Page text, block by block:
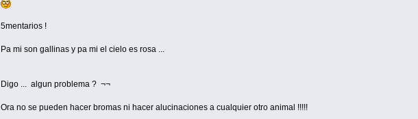
5mentarios !
Pa mi son gallinas y pa mi el cielo es rosa ...
Digo ... algun problema ? ¬¬
Ora no se pueden hacer bromas ni hacer alucinaciones a cualquier otro animal !!!!!